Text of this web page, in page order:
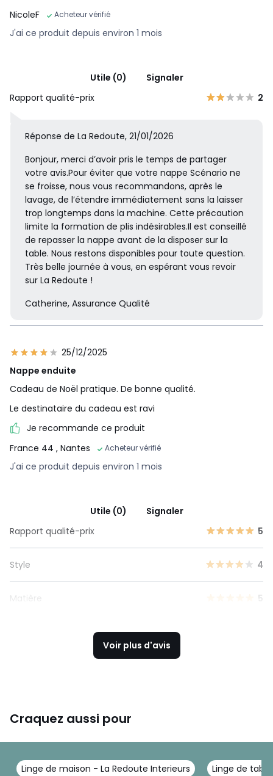
NicoleF Acheteur vérifié
J'ai ce produit depuis environ 1 mois
Utile (0)
Signaler
Rapport qualité-prix
2
Réponse de La Redoute, 21/01/2026
Bonjour, merci d’avoir pris le temps de partager
votre avis.Pour éviter que votre nappe Scénario ne
se froisse, nous vous recommandons, après le
lavage, de l’étendre immédiatement sans la laisser
trop longtemps dans la machine. Cette précaution
limite la formation de plis indésirables.Il est conseillé
de repasser la nappe avant de la disposer sur la
table. Nous restons disponibles pour toute question.
Très belle journée à vous, en espérant vous revoir
sur La Redoute !
Catherine, Assurance Qualité
25/12/2025
Nappe enduite
Cadeau de Noël pratique. De bonne qualité.
Le destinataire du cadeau est ravi
Je recommande ce produit
France 44 , Nantes Acheteur vérifié
J'ai ce produit depuis environ 1 mois
Utile (0)
Signaler
Rapport qualité-prix
5
Style 4
Matière 5
Voir plus d'avis
Craquez aussi pour
Linge de maison - La Redoute Interieurs Linge de